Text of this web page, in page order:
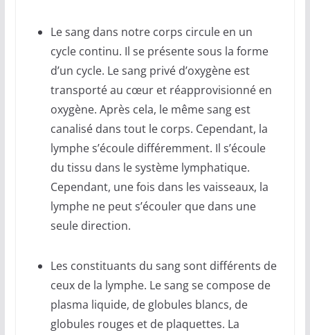
Le sang dans notre corps circule en un
cycle continu. Il se présente sous la forme
d’un cycle. Le sang privé d’oxygène est
transporté au cœur et réapprovisionné en
oxygène. Après cela, le même sang est
canalisé dans tout le corps. Cependant, la
lymphe s’écoule différemment. Il s’écoule
du tissu dans le système lymphatique.
Cependant, une fois dans les vaisseaux, la
lymphe ne peut s’écouler que dans une
seule direction.
Les constituants du sang sont différents de
ceux de la lymphe. Le sang se compose de
plasma liquide, de globules blancs, de
globules rouges et de plaquettes. La